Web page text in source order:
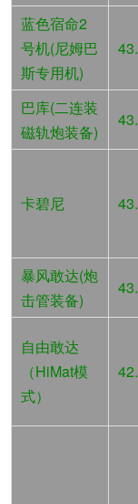
蓝色宿命2
号机(尼姆巴
斯专用机)
巴库(二连装
磁轨炮装备)
卡碧尼
暴风敢达(炮
击管装备)
自由敢达
（HiMat模
式）